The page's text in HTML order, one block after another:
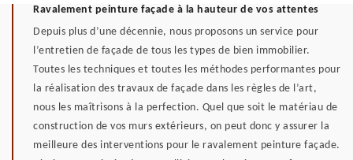
Ravalement peinture façade à la hauteur de vos attentes
Depuis plus d’une décennie, nous proposons un service pour
l’entretien de façade de tous les types de bien immobilier.
Toutes les techniques et toutes les méthodes performantes pour
la réalisation des travaux de façade dans les règles de l’art,
nous les maîtrisons à la perfection. Quel que soit le matériau de
construction de vos murs extérieurs, on peut donc y assurer la
meilleure des interventions pour le ravalement peinture façade.